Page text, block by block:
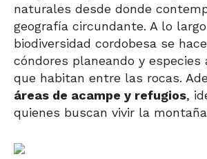
naturales desde donde
geografía circundante. A lo
biodiversidad cordobesa se
cóndores planeando y especies
que habitan entre las rocas.
áreas de acampe y refugios,
quienes buscan vivir la